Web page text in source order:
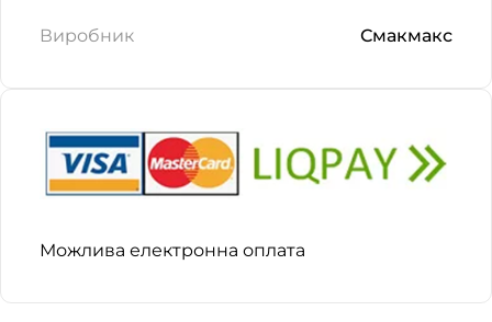
Виробник Смакмакс
Можлива електронна оплата